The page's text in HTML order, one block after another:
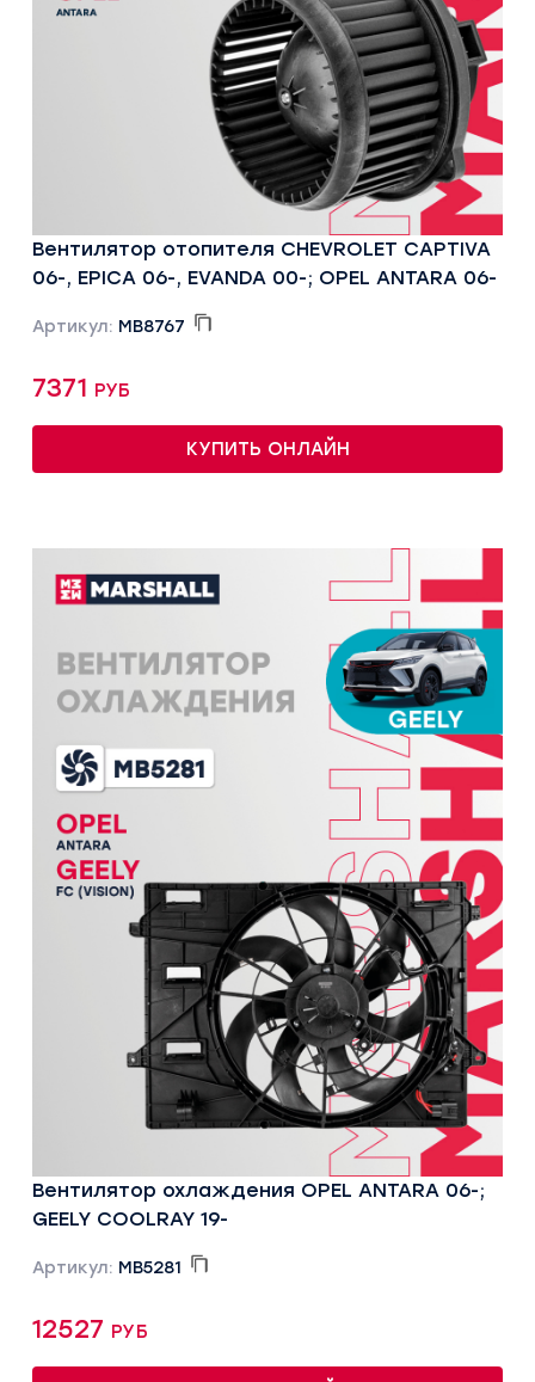
Вентилятор отопителя CHEVROLET CAPTIVA
06-, EPICA 06-, EVANDA 00-; OPEL ANTARA 06-
Артикул: MB8767
7371 руб
КУПИТЬ ОНЛАЙН
Вентилятор охлаждения OPEL ANTARA 06-;
GEELY COOLRAY 19-
Артикул: MB5281
12527 руб